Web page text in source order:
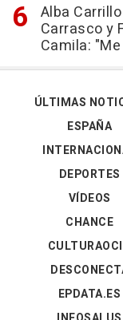
Alba
Carrasco y
Camila:
ÚLTIMAS
ESPAÑA
DEPORTES
VÍDEOS
CHANCE
EPDATA.ES